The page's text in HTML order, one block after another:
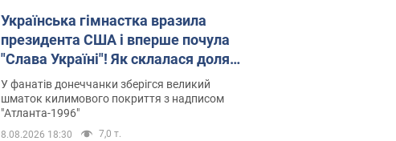
Українська гімнастка вразила
президента США і вперше почула
"Слава Україні"! Як склалася доля
Подкопаєвої, яка 30 років тому
виграла "золото" Олімпіади
У фанатів донеччанки зберігся великий
шматок килимового покриття з надписом
"Атланта-1996"
8.08.2026 18:30 7,0 т.